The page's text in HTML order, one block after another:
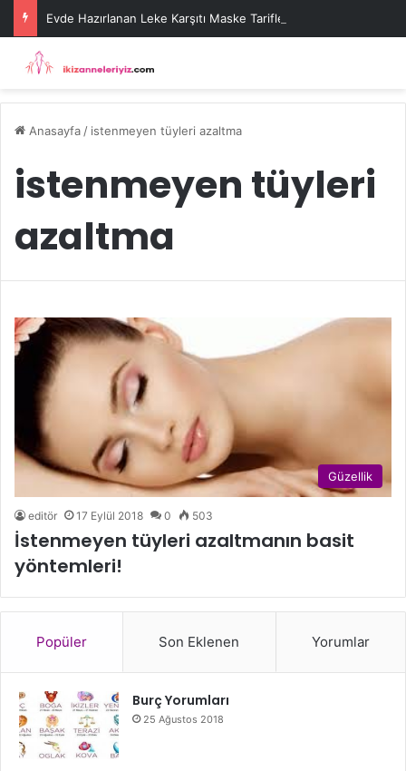
Evde Hazırlanan Leke Karşıtı Maske Tarifleri
Anasayfa / istenmeyen tüyleri azaltma
istenmeyen tüyleri
azaltma
Güzellik
editör 17 Eylül 2018 0 503
İstenmeyen tüyleri azaltmanın basit
yöntemleri!
Popüler Son Eklenen Yorumlar
Burç Yorumları
25 Ağustos 2018